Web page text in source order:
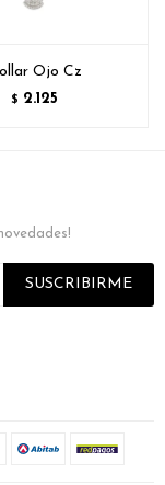
Ojo Cz
$ 2.125
SUSCRIBIRME